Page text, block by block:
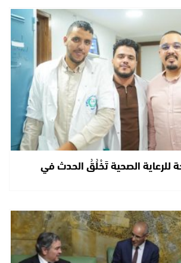
للرعاية الصحية تَخْلُقُ الحدث في